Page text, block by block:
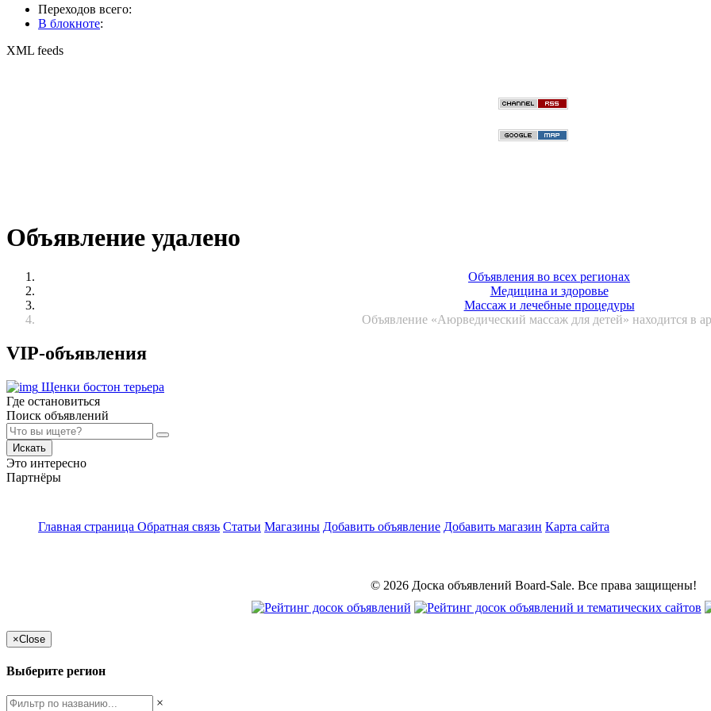
Переходов всего:
В блокноте:
XML feeds
Объявление удалено
Объявления во всех регионах
Медицина и здоровье
Массаж и лечебные процедуры
Объявление «Аюрведический массаж для детей» находится в
VIP-объявления
Щенки бостон терьера
Где остановиться
Поиск объявлений
Искать
Это интересно
Партнёры
Главная страница Обратная связь Статьи Магазины Добавить объявление Добавить магазин Карта сайта
© 2026 Доска объявлений Board-Sale. Все права защищены!
×Close
Выберите регион
×